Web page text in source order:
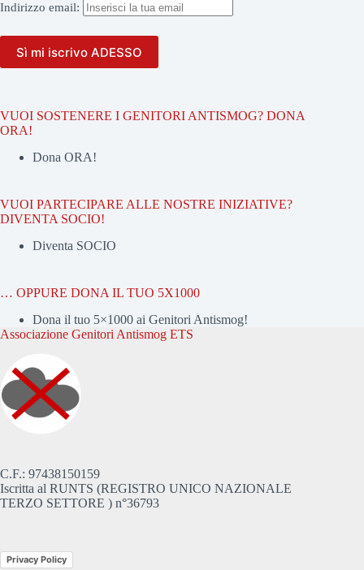
Indirizzo email:
VUOI SOSTENERE I GENITORI ANTISMOG? DONA
ORA!
Dona ORA!
VUOI PARTECIPARE ALLE NOSTRE INIZIATIVE?
DIVENTA SOCIO!
Diventa SOCIO
… OPPURE DONA IL TUO 5X1000
Dona il tuo 5×1000 ai Genitori Antismog!
Associazione Genitori Antismog ETS
C.F.: 97438150159
Iscritta al RUNTS (REGISTRO UNICO NAZIONALE
TERZO SETTORE ) n°36793
Privacy Policy